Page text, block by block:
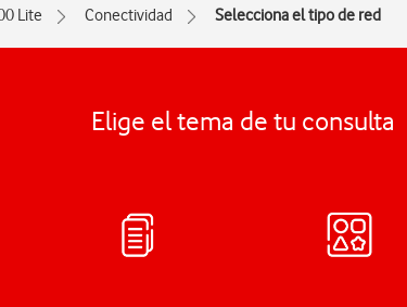
Lite Conectividad Selecciona el tipo de red
Elige el tema de tu consulta